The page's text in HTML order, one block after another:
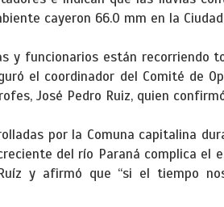
cayeron 66.0 mm en la
y funcionarios están
el coordinador del Comité de
José Pedro Ruiz, quien
por la Comuna capitalina
del río Paraná complica
y afirmó que “si el tiempo